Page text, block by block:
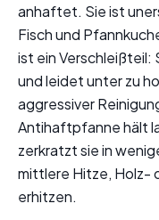
anhaftet. Sie ist
Fisch und
ist ein Verschleißteil:
und leidet unter zu
aggressiver
Antihaftpfanne hält
zerkratzt sie in
mittlere Hitze, Holz-
erhitzen.